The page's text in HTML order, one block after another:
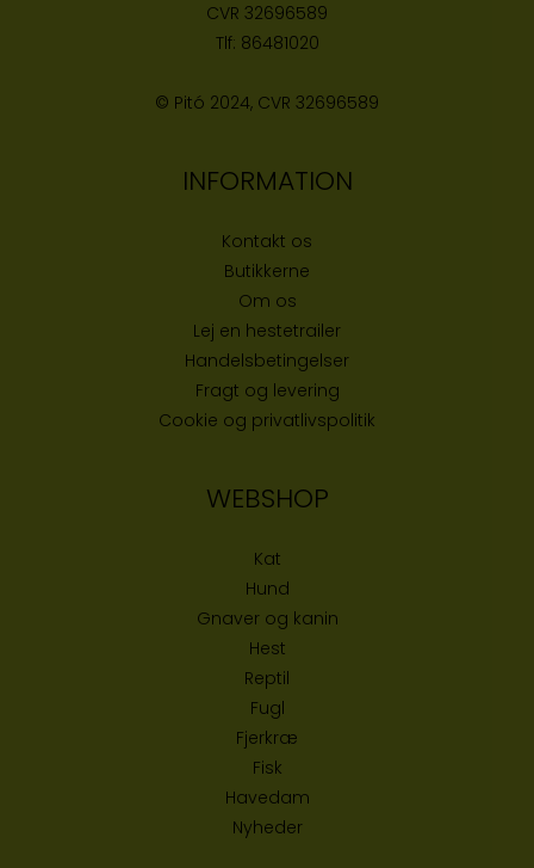
CVR 32696589
Tlf: 86481020
© Pitó 2024, CVR 32696589
INFORMATION
Kontakt os
Butikkerne
Om os
Lej en hestetrailer
Handelsbetingelser
Fragt og levering
Cookie og privatlivspolitik
WEBSHOP
Kat
Hund
Gnaver og kanin
Hest
Reptil
Fugl
Fjerkræ
Fisk
Havedam
Nyheder